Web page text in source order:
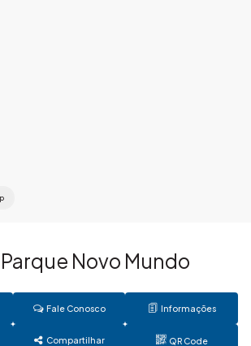
Novo Mundo
Fale Conosco Informações
Compartilhar QR Code